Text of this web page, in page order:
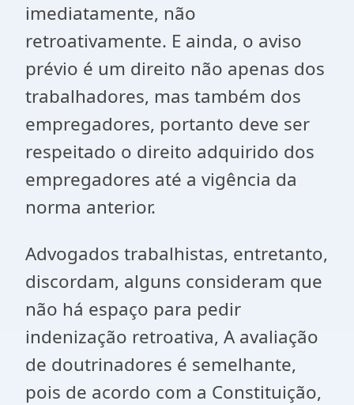
imediatamente, não
retroativamente. E ainda, o aviso
prévio é um direito não apenas dos
trabalhadores, mas também dos
empregadores, portanto deve ser
respeitado o direito adquirido dos
empregadores até a vigência da
norma anterior.
Advogados trabalhistas, entretanto,
discordam, alguns consideram que
não há espaço para pedir
indenização retroativa, A avaliação
de doutrinadores é semelhante,
pois de acordo com a Constituição,